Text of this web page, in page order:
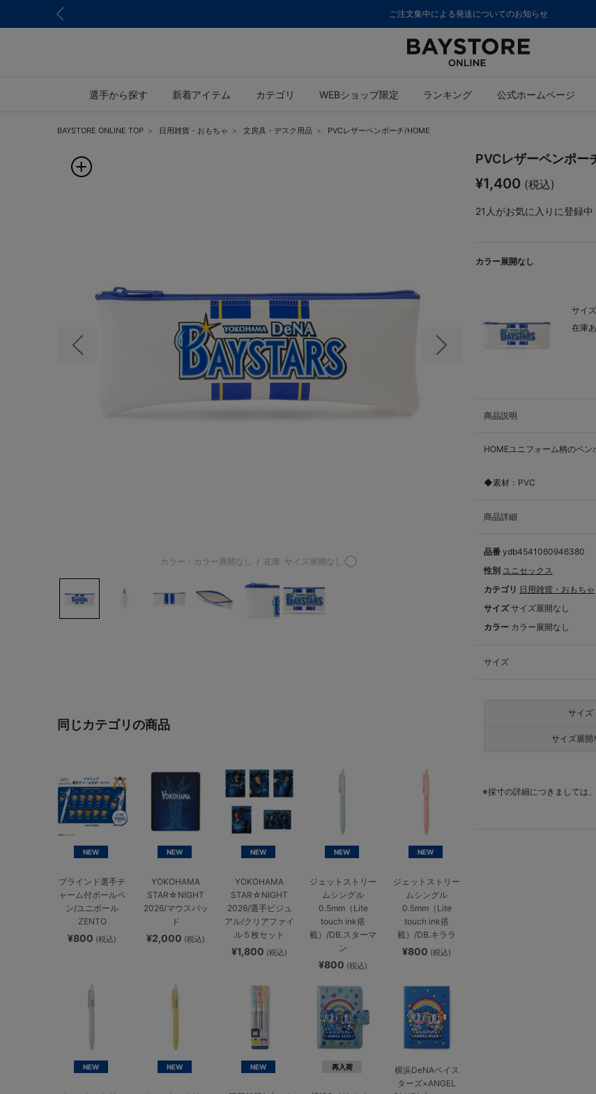
ご注文集中による発送についてのお知らせ
選手から探す 新着アイテム カテゴリ WEBショップ限定 ランキング 公式ホームページ
BAYSTORE ONLINE TOP 日用雑貨・おもちゃ 文房具・デスク用品 PVCレザーペンポーチ/HOME
前の画像 次の画像
カラー：カラー展開なし / 在庫 サイズ展開なし:◯
同じカテゴリの商品
NEW
ブラインド選手チ
ャーム付ボールペ
ン/ユニボール
ZENTO
¥800 (税込)
NEW
YOKOHAMA
STAR☆NIGHT
2026/マウスパッ
ド
¥2,000 (税込)
NEW
YOKOHAMA
STAR☆NIGHT
2026/選手ビジュ
アル/クリアファイ
ル５枚セット
¥1,800 (税込)
NEW
ジェットストリー
ムシングル
0.5mm（Lite
touch ink搭
載）/DB.スターマ
ン
¥800 (税込)
NEW
ジェットストリー
ムシングル
0.5mm（Lite
touch ink搭
載）/DB.キララ
¥800 (税込)
NEW NEW NEW 再入荷
横浜DeNAベイス
ターズ×ANGEL
PVCレザーペンポー
¥1,400 (税込)
21 人がお気に入りに登録中
カラー展開なし
サイ
在庫
商品説明
HOMEユニフォーム柄のペン
◆素材：PVC
商品詳細
品番 ydb4541060946380
性別 ユニセックス
カテゴリ 日用雑貨・おもちゃ
サイズ サイズ展開なし
カラー カラー展開なし
サイズ
サイズ
サイズ展開
※採寸の詳細につきましては、